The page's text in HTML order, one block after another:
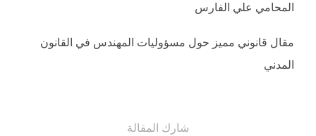
المحامي علي الفارس
مقال قانوني مميز حول مسؤوليات المهندس في القانون
المدني
شارك المقالة